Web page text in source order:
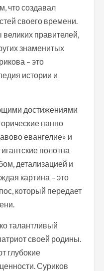
что создавал
своего времени.
правителей,
знаменитых
– это
истории и
достижениями
панно
евангелие» и
полотна
детализацией и
картина – это
который передает
талантливый
своей родины.
глубокие
Суриков